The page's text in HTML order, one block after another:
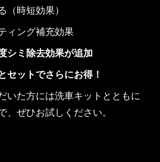
（時短効果）
ィング補充効果
シミ除去効果が追加
セットでさらにお得！
いた方には洗車キットとともに
ぜひお試しください。